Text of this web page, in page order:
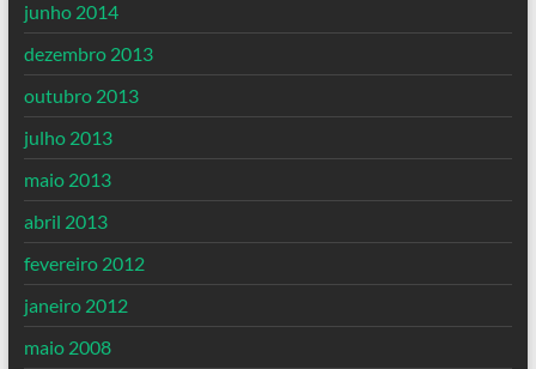
junho 2014
dezembro 2013
outubro 2013
julho 2013
maio 2013
abril 2013
fevereiro 2012
janeiro 2012
maio 2008